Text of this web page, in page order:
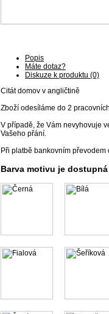
Popis
Máte dotaz?
Diskuze k produktu (0)
Citát domov v angličtině
Zboží odesíláme do 2
V případě, že Vám nevyhovuje
Vašeho přání.
Při platbě bankovním
Barva motivu je